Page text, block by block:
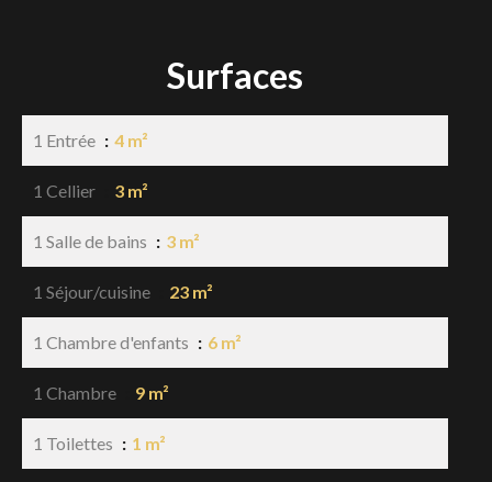
Surfaces
1 Entrée 4 m²
1 Cellier 3 m²
1 Salle de bains 3 m²
1 Séjour/cuisine 23 m²
1 Chambre d'enfants 6 m²
1 Chambre 9 m²
1 Toilettes 1 m²